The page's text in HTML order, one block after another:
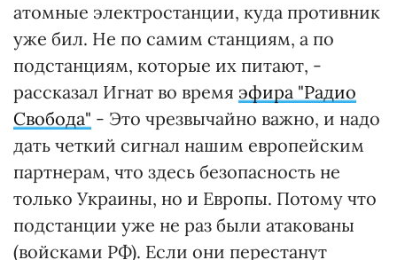
атомные электростанции, куда противник
уже бил. Не по самим станциям, а по
подстанциям, которые их питают, -
рассказал Игнат во время эфира "Радио
Свобода" - Это чрезвычайно важно, и надо
дать четкий сигнал нашим европейским
партнерам, что здесь безопасность не
только Украины, но и Европы. Потому что
подстанции уже не раз были атакованы
(войсками РФ). Если они перестанут